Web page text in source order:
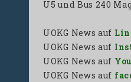
U5 und Bus 240
UOKG News auf
UOKG News auf
UOKG News auf
UOKG News auf